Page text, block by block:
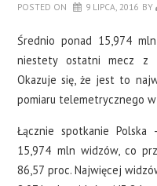
POSTED ON 9 LIPCA, 2016 BY
Średnio ponad 15,974
niestety ostatni mecz z
Okazuje się, że jest to
pomiaru telemetrycznego w
Łącznie spotkanie Polska
15,974 mln widzów, co
86,57 proc. Najwięcej